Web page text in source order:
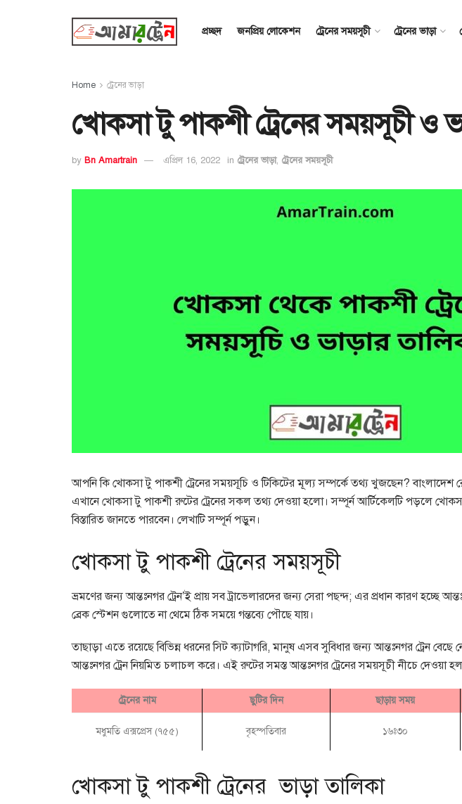
প্রচ্ছদ জনপ্রিয় লোকেশন ট্রেনের সময়সূচী ট্রেনের ভাড়া
Home ট্রেনের ভাড়া
খোকসা টু পাকশী ট্রেনের সময়সূচী ও
by Bn Amartrain এপ্রিল 16, 2022 in ট্রেনের ভাড়া, ট্রেনের সময়সূচী
আপনি কি খোকসা টু পাকশী ট্রেনের সময়সূচি ও টিকিটের মূল্য সম্পর্কে তথ্য খুজছেন? বাংলাদেশ
এখানে খোকসা টু পাকশী রুটের ট্রেনের সকল তথ্য দেওয়া হলো। সম্পূর্ন আর্টিকেলটি পড়লে
বিস্তারিত জানতে পারবেন। লেখাটি সম্পূর্ন পড়ুন।
খোকসা টু পাকশী ট্রেনের সময়সূচী
ভ্রমণের জন্য আন্তঃনগর ট্রেন’ই প্রায় সব ট্রাভেলারদের জন্য সেরা পছন্দ; এর প্রধান কারণ হচ্ছে
ব্রেক স্টেশন গুলোতে না থেমে ঠিক সময়ে গন্তব্যে পৌছে যায়।
তাছাড়া এতে রয়েছে বিভিন্ন ধরনের সিট ক্যাটাগরি, মানুষ এসব সুবিধার জন্য আন্তঃনগর ট্রেন
আন্তঃনগর ট্রেন নিয়মিত চলাচল করে। এই রুটের সমস্ত আন্তঃনগর ট্রেনের সময়সূচী নীচে দেওয়া
ট্রেনের নাম ছুটির দিন ছাড়ায় সময়
মধুমতি এক্সপ্রেস (৭৫৫) বৃহস্পতিবার ১৬ঃ৩০
খোকসা টু পাকশী ট্রেনের ভাড়া তালিকা